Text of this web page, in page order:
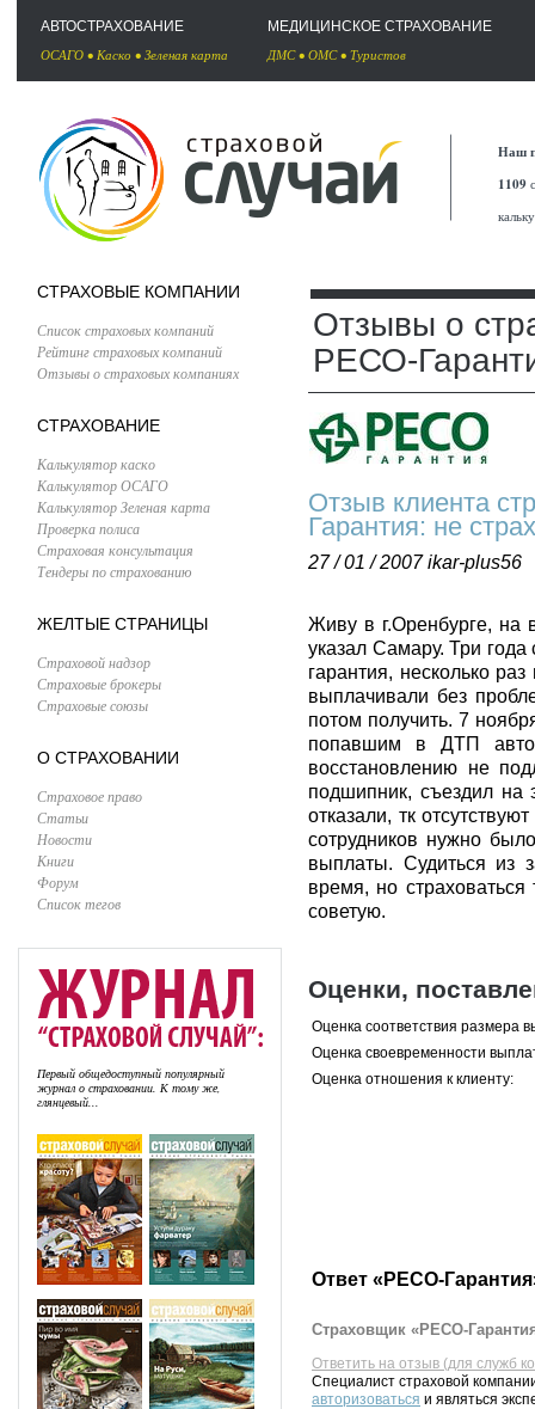
АВТОСТРАХОВАНИЕ
ОСАГО • Каско • Зеленая карта
МЕДИЦИНСКОЕ СТРАХОВАНИЕ
ДМС• ОМС• Туристов
Наш
1109
СТРАХОВЫЕ КОМПАНИИ
Список страховых компаний
Рейтинг страховых компаний
Отзывы о страховых компаниях
СТРАХОВАНИЕ
Калькулятор каско
Калькулятор ОСАГО
Калькулятор Зеленая карта
Проверка полиса
Страховая консультация
Тендеры по страхованию
ЖЕЛТЫЕ СТРАНИЦЫ
Страховой надзор
Страховые брокеры
Страховые союзы
О СТРАХОВАНИИ
Страховое право
Статьи
Новости
Книги
Форум
Список тегов
Первый общедоступный популярный
журнал о страховании. К тому же,
глянцевый...
Отзывы о
РЕСО-
Отзыв клиента
Гарантия: не
27 / 01 / 2007ikar-plus56
Живу в г.Оренбурге, на
указал Самару. Три года
гарантия, несколько
выплачивали без
потом получить. 7
попавшим в ДТП
восстановлению не
подшипник, съездил на
отказали, тк
сотрудников нужно
выплаты. Судиться из
время, но
советую.
Оценки,
Оценка соответствия размера
Оценка своевременности
Оценка отношения к клиенту:
Ответ «РЕСО-
Страховщик «РЕСО-
Ответить на отзыв (для служб
Специалист страховой
авторизоваться и являться